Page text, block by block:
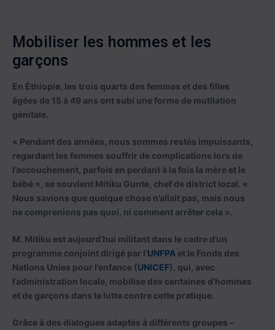
Mobiliser les hommes et les
garçons
En Éthiopie, les trois quarts des femmes et des filles
âgées de 15 à 49 ans ont subi une forme de mutilation
génitale.
« Pendant des années, nous sommes restés impuissants,
regardant les femmes souffrir de complications lors de
l’accouchement, parfois en perdant à la fois la mère et le
bébé », se souvient Mitiku Gunte, chef de district local. «
Nous savions que quelque chose n’allait pas, mais nous
ne comprenions pas quoi, ni comment arrêter cela ».
M. Mitiku est aujourd’hui militant dans le cadre d’un
programme conjoint dirigé par l’UNFPA et le Fonds des
Nations Unies pour l’enfance (UNICEF), qui, avec
l’administration locale, mobilise des centaines d’hommes
et de garçons dans la lutte contre cette pratique.
Grâce à des dialogues adaptés à différents groupes –